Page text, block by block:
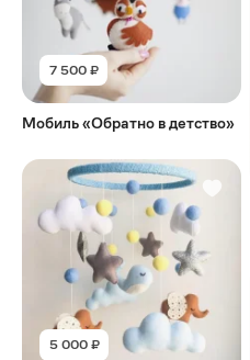
7 500 ₽
Мобиль «Обратно в детство»
5 000 ₽